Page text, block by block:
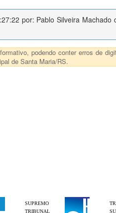
por: Pablo Silveira Machado
podendo conter erros de
de Santa Maria/RS.
SUPREMO
TRIBUNAL